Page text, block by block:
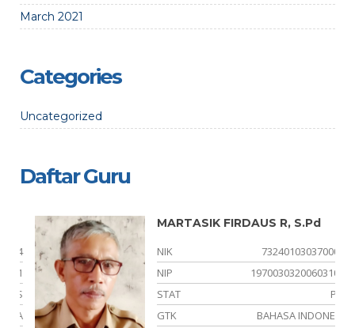
March 2021
Categories
Uncategorized
Daftar Guru
MARTASIK FIRDAUS R, S.Pd
NIK
7324010303700001
NIP
197003032006031003
STAT
PNS
GTK
BAHASA INDONESIA